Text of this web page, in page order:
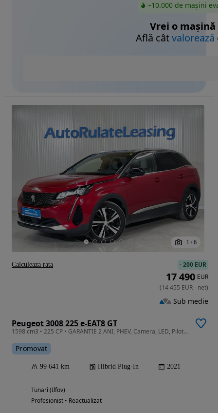
~10.000 de mașini
Vrei o mașină
Află câtvalorează
1 / 6
Peugeot 3008 225 e-EAT8 GT
1598 cm3 • 225 CP • GARANTIE 2 ANI, PHEV, Camera, LED, Pilot adaptiv, Clima
Promovat
99 641 km Hibrid Plug-In 2021
Tunari (Ilfov)
Profesionist • Reactualizat
-200 EUR
17 490 EUR
(14 455 EUR- net)
Sub medie
Calculeaza rata